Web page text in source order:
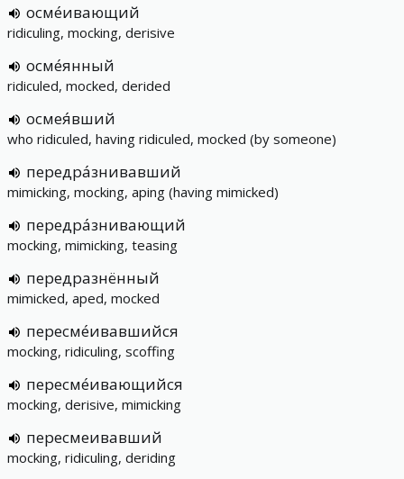
осме́ивающий
ridiculing, mocking, derisive
осме́янный
ridiculed, mocked, derided
осмея́вший
who ridiculed, having ridiculed, mocked (by someone)
передра́знивавший
mimicking, mocking, aping (having mimicked)
передра́знивающий
mocking, mimicking, teasing
передразнённый
mimicked, aped, mocked
пересме́ивавшийся
mocking, ridiculing, scoffing
пересме́ивающийся
mocking, derisive, mimicking
пересмеивавший
mocking, ridiculing, deriding